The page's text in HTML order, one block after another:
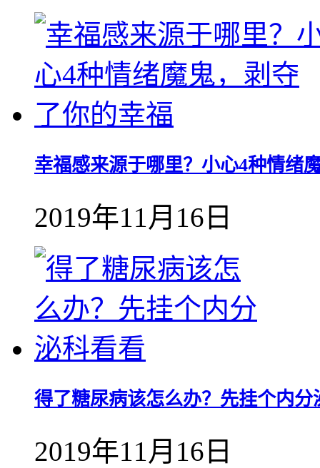
幸福感来源于哪里？小心4种情绪
2019年11月16日
得了糖尿病该怎么办？先挂个内分
2019年11月16日